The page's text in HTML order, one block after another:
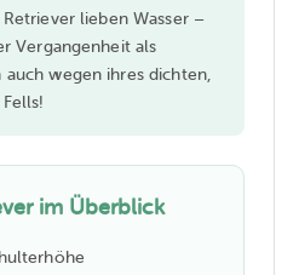
lieben Wasser –
Vergangenheit als
auch wegen ihres dichten,
im Überblick